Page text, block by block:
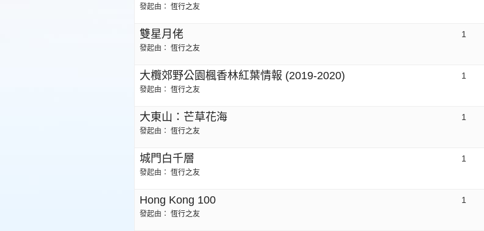
發起由： 恆行之友
雙星月佬
發起由： 恆行之友
1
大欖郊野公園楓香林紅葉情報 (2019-2020)
發起由： 恆行之友
1
大東山：芒草花海
發起由： 恆行之友
1
城門白千層
發起由： 恆行之友
1
Hong Kong 100
發起由： 恆行之友
1